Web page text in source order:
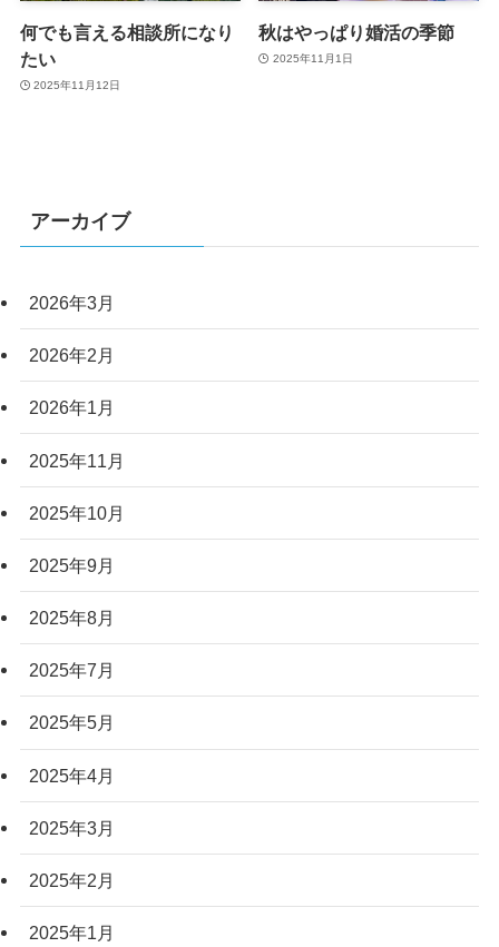
何でも言える相談所になり
たい
2025年11月12日
秋はやっぱり婚活の季節
2025年11月1日
アーカイブ
2026年3月
2026年2月
2026年1月
2025年11月
2025年10月
2025年9月
2025年8月
2025年7月
2025年5月
2025年4月
2025年3月
2025年2月
2025年1月